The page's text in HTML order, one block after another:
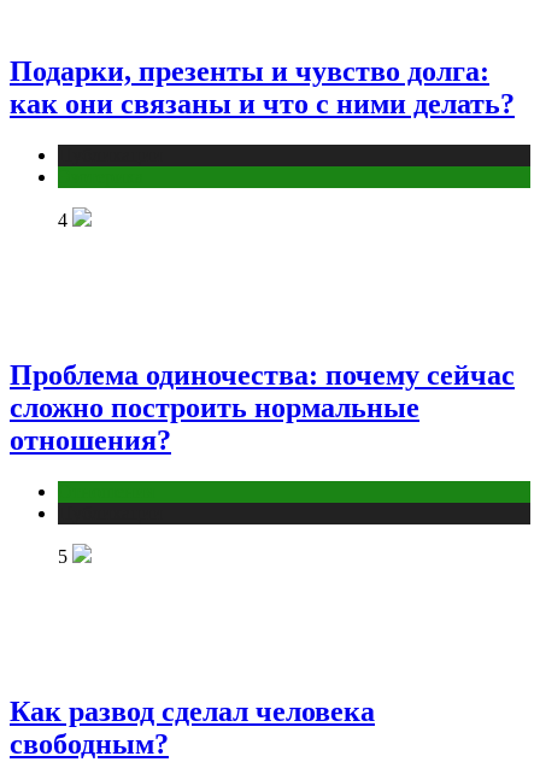
Подарки, презенты и чувство долга:
как они связаны и что с ними делать?
4
Проблема одиночества: почему сейчас
сложно построить нормальные
отношения?
5
Как развод сделал человека
свободным?